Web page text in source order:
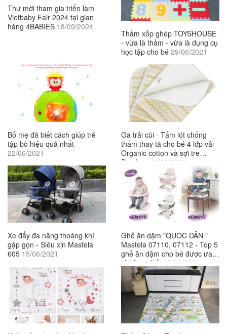
Thư mời tham gia triển làm
Vietbaby Fair 2024 tại gian
hàng 4BABIES 18/09/2024
Thảm xốp ghép TOYSHOUSE
- vừa là thảm - vừa là dụng cụ
học tập cho bé 29/06/2021
Bố mẹ đã biết cách giúp trẻ
tập bò hiệu quả nhất
22/06/2021
Ga trải cũi - Tấm lót chống
thẩm thay tã cho bé 4 lớp vải
Organic cotton và sợi tre
Bamboo
16/06/2021
Xe đẩy đa năng thoáng khí
gập gọn - Siêu xịn Mastela
605 15/06/2021
Ghế ăn dặm "QUỐC DÂN "
Mastela 07110, 07112 - Top 5
ghế ăn dặm cho bé được ưa
chuộng nhất. 15/06/2021